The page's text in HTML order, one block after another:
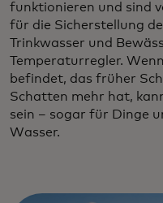
funktionieren und sind
für die Sicherstellung
Trinkwasser und
Temperaturregler.
befindet, das früher
Schatten mehr hat,
sein – sogar für Dinge
Wasser.